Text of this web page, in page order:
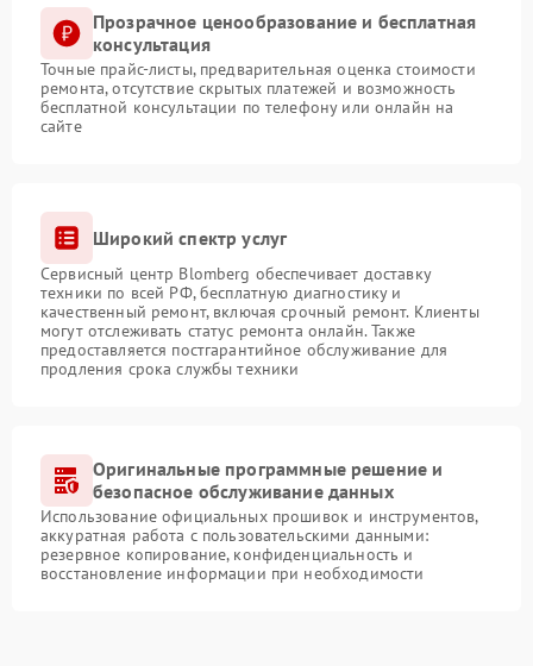
Прозрачное ценообразование и бесплатная
консультация
Точные прайс-листы, предварительная оценка стоимости
ремонта, отсутствие скрытых платежей и возможность
бесплатной консультации по телефону или онлайн на
сайте
Широкий спектр услуг
Сервисный центр Blomberg обеспечивает доставку
техники по всей РФ, бесплатную диагностику и
качественный ремонт, включая срочный ремонт. Клиенты
могут отслеживать статус ремонта онлайн. Также
предоставляется постгарантийное обслуживание для
продления срока службы техники
Оригинальные программные решение и
безопасное обслуживание данных
Использование официальных прошивок и инструментов,
аккуратная работа с пользовательскими данными:
резервное копирование, конфиденциальность и
восстановление информации при необходимости